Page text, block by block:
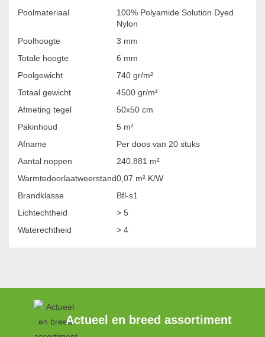
Poolmateriaal
100% Polyamide Solution Dyed
Nylon
Poolhoogte
3 mm
Totale hoogte
6 mm
Poolgewicht
740 gr/m²
Totaal gewicht
4500 gr/m²
Afmeting tegel
50x50 cm
Pakinhoud
5 m²
Afname
Per doos van 20 stuks
Aantal noppen
240.881 m²
Warmtedoorlaatweerstand0,07 m² K/W
Brandklasse
Bfl-s1
Lichtechtheid
> 5
Waterechtheid
> 4
Actueel en breed assortiment